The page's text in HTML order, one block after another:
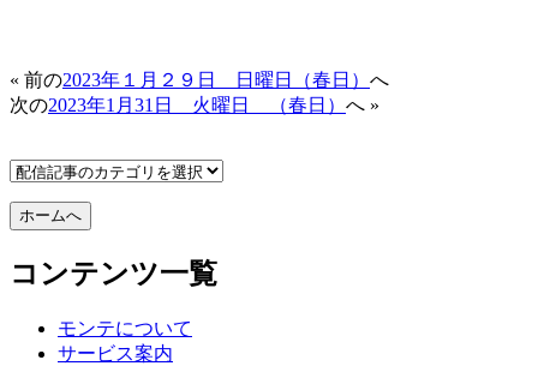
« 前の2023年１月２９日 日曜日（春日） へ
次の2023年1月31日 火曜日 （春日） へ »
コンテンツ一覧
モンテについて
サービス案内